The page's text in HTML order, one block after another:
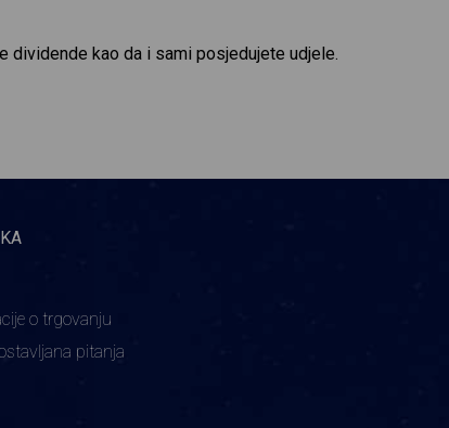
dividende kao da i sami posjedujete udjele.
o trgovanju
pitanja